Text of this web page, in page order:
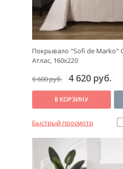
Покрывало "Sofi de Marko"
Атлас, 160х220
6 600 руб. 4 620 руб.
В КОРЗИНУ
Быстрый просмотр